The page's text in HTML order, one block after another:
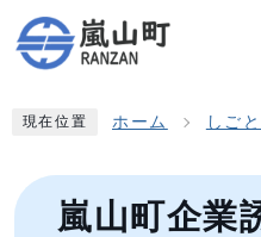
現在位置 ホーム しご
嵐山町企業